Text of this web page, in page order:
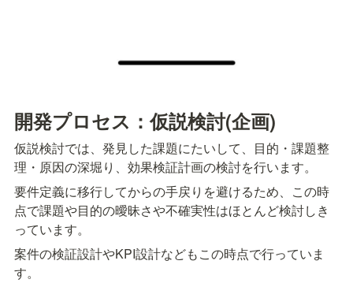
開発プロセス：仮説検討(企画)
仮説検討では、発見した課題にたいして、目的・課題整
理・原因の深堀り、効果検証計画の検討を行います。
要件定義に移行してからの手戻りを避けるため、この時
点で課題や目的の曖昧さや不確実性はほとんど検討しき
っています。
案件の検証設計やKPI設計などもこの時点で行っていま
す。